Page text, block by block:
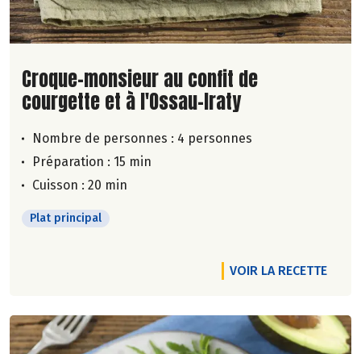
Lire la suite de la recette
Croque-monsieur au confit de
courgette et à l'Ossau-Iraty
Nombre de personnes : 4 personnes
Préparation : 15 min
Cuisson : 20 min
Plat principal
VOIR LA RECETTE